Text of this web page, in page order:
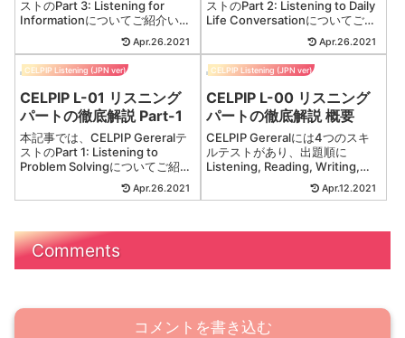
ストのPart 3: Listening for
Informationについてご紹介いた
します。Part 3: Listening for
Apr.26.2021
ストのPart 2: Listening to Daily
Life Conversationについてご紹
介いたします。Part 2: Listening
Apr.26.2021
CELPIP Listening (JPN ver)
CELPIP L-01 リスニング
パートの徹底解説 Part-1
本記事では、CELPIP Gereralテ
ストのPart 1: Listening to
Problem Solvingについてご紹介
いたします。Part 1: Listening to
Apr.26.2021
CELPIP Listening (JPN ver)
CELPIP L-00 リスニング
パートの徹底解説 概要
CELPIP Gereralには4つのスキ
ルテストがあり、出題順に
Listening, Reading, Writing,
Speakingとなっています。本記
事では、CELPIP Gereralテス...
Apr.12.2021
Comments
コメントを書き込む